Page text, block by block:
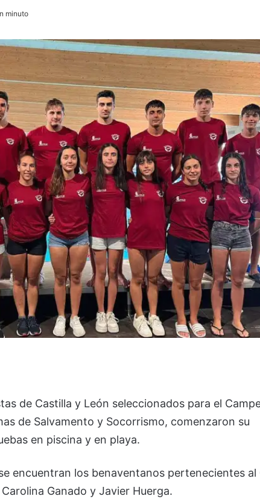
minuto
de Castilla y León seleccionados para el
de Salvamento y Socorrismo, comenzaron su
en piscina y en playa.
encuentran los benaventanos pertenecientes al
Ganado y Javier Huerga.